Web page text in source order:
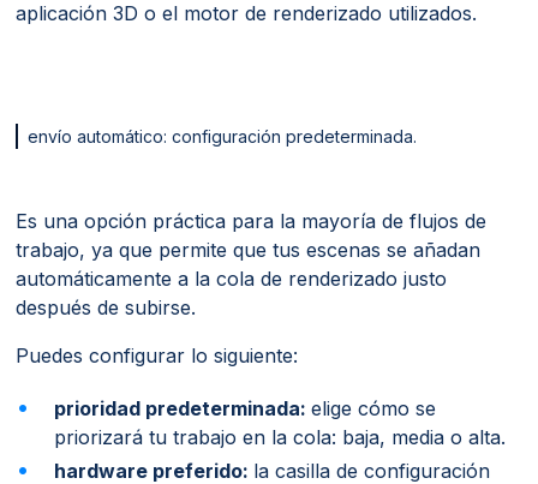
aplicación 3D o el motor de renderizado utilizados.
envío automático: configuración predeterminada.
Es una opción práctica para la mayoría de flujos de
trabajo, ya que permite que tus escenas se añadan
automáticamente a la cola de renderizado justo
después de subirse.
Puedes configurar lo siguiente:
prioridad predeterminada:elige cómo se
priorizará tu trabajo en la cola: baja, media o alta.
hardware preferido: la casilla de configuración